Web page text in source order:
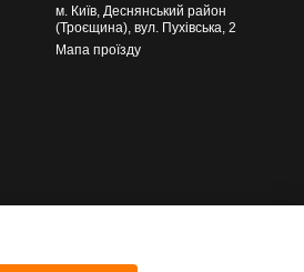
м. Київ, Деснянський район
(Троєщина), вул. Пухівська, 2
Мапа проїзду